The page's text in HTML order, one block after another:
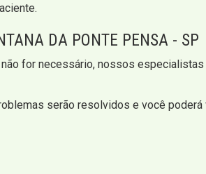
DA PONTE PENSA - SP
for necessário, nossos especialistas
serão resolvidos e você poderá